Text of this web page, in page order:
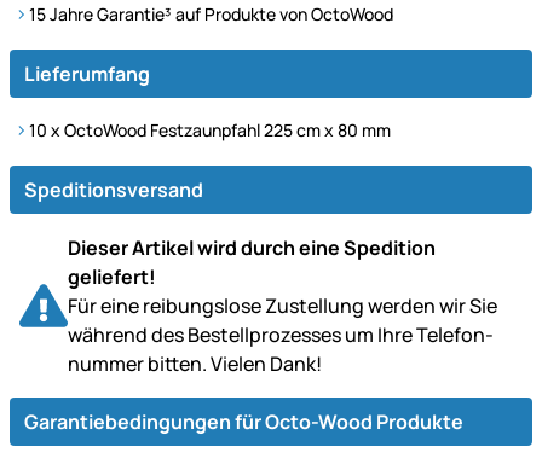
15 Jahre Garantie³ auf Produkte von OctoWood
Lieferumfang
10 x OctoWood Festzaunpfahl 225 cm x 80 mm
Speditionsversand
Dieser Artikel wird durch eine Spedition
geliefert!
Für eine reibungslose Zustellung werden wir Sie
während des Bestell­prozesses um Ihre Telefon­
nummer bitten. Vielen Dank!
Garantiebedingungen für Octo-Wood Produkte